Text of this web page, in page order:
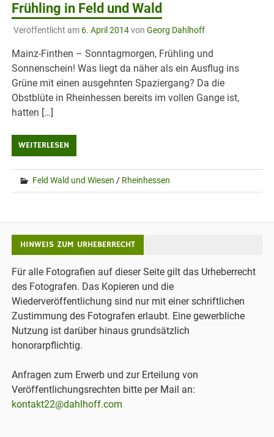
Frühling in Feld und Wald
Veröffentlicht am 6. April 2014von Georg Dahlhoff
Mainz-Finthen – Sonntagmorgen, Frühling und
Sonnenschein! Was liegt da näher als ein Ausflug ins
Grüne mit einen ausgehnten Spaziergang? Da die
Obstblüte in Rheinhessen bereits im vollen Gange ist,
hatten […]
WEITERLESEN
Feld Wald und Wiesen / Rheinhessen
HINWEIS ZUM URHEBERRECHT
Für alle Fotografien auf dieser Seite gilt das Urheberrecht
des Fotografen. Das Kopieren und die
Wiederveröffentlichung sind nur mit einer schriftlichen
Zustimmung des Fotografen erlaubt. Eine gewerbliche
Nutzung ist darüber hinaus grundsätzlich
honorarpflichtig.
Anfragen zum Erwerb und zur Erteilung von
Veröffentlichungsrechten bitte per Mail an:
kontakt22@dahlhoff.com